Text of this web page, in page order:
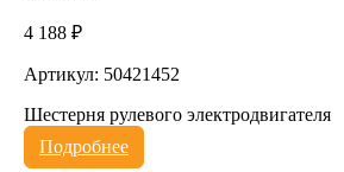
4 188 ₽
Артикул: 50421452
Шестерня рулевого электродвигателя
Подробнее